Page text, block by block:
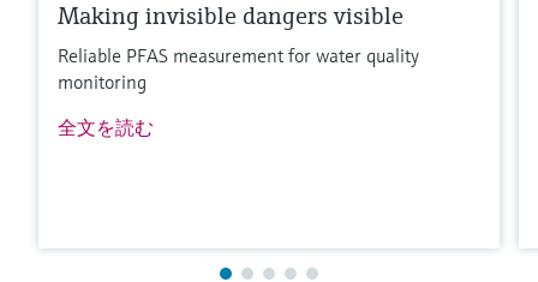
Making invisible dangers visible
Reliable PFAS measurement for water quality
monitoring
全文を読む